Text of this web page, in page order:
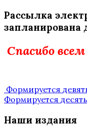
Рассылка
запланирована
Спасибо
Post
navigation
Формируется
Формируется
Наши издания